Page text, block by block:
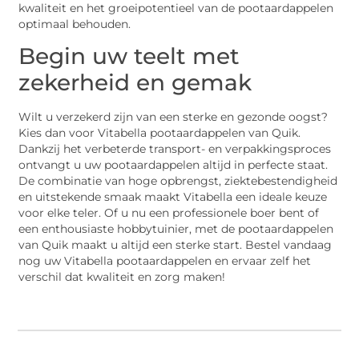
kwaliteit en het groeipotentieel van de pootaardappelen
optimaal behouden.
Begin uw teelt met
zekerheid en gemak
Wilt u verzekerd zijn van een sterke en gezonde oogst?
Kies dan voor Vitabella pootaardappelen van Quik.
Dankzij het verbeterde transport- en verpakkingsproces
ontvangt u uw pootaardappelen altijd in perfecte staat.
De combinatie van hoge opbrengst, ziektebestendigheid
en uitstekende smaak maakt Vitabella een ideale keuze
voor elke teler. Of u nu een professionele boer bent of
een enthousiaste hobbytuinier, met de pootaardappelen
van Quik maakt u altijd een sterke start. Bestel vandaag
nog uw Vitabella pootaardappelen en ervaar zelf het
verschil dat kwaliteit en zorg maken!